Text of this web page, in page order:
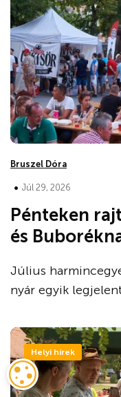
Bruszel Dóra
• Júl 29, 2026
Pénteken
és
Július
nyár egyik
Helyi hírek